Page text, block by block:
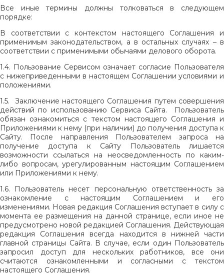
Все иные термины должны толковаться в следующем
порядке:
В соответствии с контекстом настоящего Соглашения и
применимым законодательством, а в остальных случаях – в
соответствии с применимыми обычаями делового оборота.
1.4. Пользование Сервисом означает согласие Пользователя
с нижеприведенными в настоящем Соглашении условиями и
положениями.
1.5. Заключение настоящего Соглашения путем совершения
действий по использованию Сервиса Сайта. Пользователь
обязан ознакомиться с текстом настоящего Соглашения и
Приложениями к нему (при наличии) до получения доступа к
Сайту. После направления Пользователем запроса на
получение доступа к Сайту Пользователь лишается
возможности ссылаться на неосведомленность по каким-
либо вопросам, урегулированным настоящим Соглашением
или Приложениями к нему.
1.6. Пользователь несет персональную ответственность за
ознакомление с настоящим Соглашением и его
изменениями. Новая редакция Соглашения вступает в силу с
момента ее размещения на данной странице, если иное не
предусмотрено новой редакцией Соглашения. Действующая
редакция Соглашения всегда находится в нижней части
главной страницы Сайта. В случае, если один Пользователь
запросил доступ для нескольких работников, все они
считаются ознакомленными и согласными с текстом
настоящего Соглашения.